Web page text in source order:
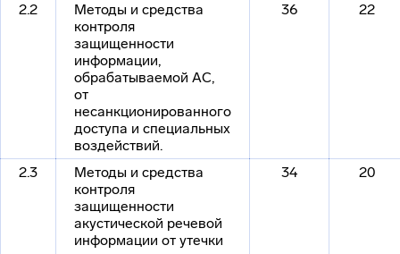
2.2
Методы и средства
контроля
защищенности
информации,
обрабатываемой АС,
от
несанкционированного
доступа и специальных
воздействий.
36 22
2.3
Методы и средства
контроля
защищенности
акустической речевой
информации от утечки
34 20